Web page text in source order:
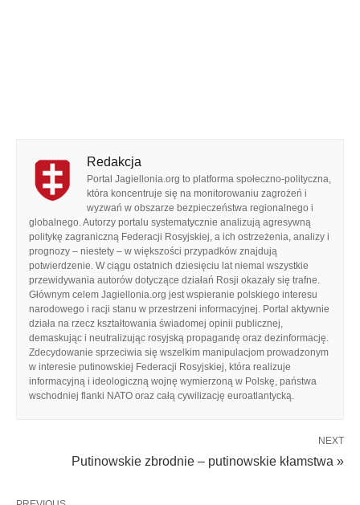
Redakcja
Portal Jagiellonia.org to platforma społeczno-polityczna,
która koncentruje się na monitorowaniu zagrożeń i
wyzwań w obszarze bezpieczeństwa regionalnego i
globalnego. Autorzy portalu systematycznie analizują agresywną
politykę zagraniczną Federacji Rosyjskiej, a ich ostrzeżenia, analizy i
prognozy – niestety – w większości przypadków znajdują
potwierdzenie. W ciągu ostatnich dziesięciu lat niemal wszystkie
przewidywania autorów dotyczące działań Rosji okazały się trafne.
Głównym celem Jagiellonia.org jest wspieranie polskiego interesu
narodowego i racji stanu w przestrzeni informacyjnej. Portal aktywnie
działa na rzecz kształtowania świadomej opinii publicznej,
demaskując i neutralizując rosyjską propagandę oraz dezinformację.
Zdecydowanie sprzeciwia się wszelkim manipulacjom prowadzonym
w interesie putinowskiej Federacji Rosyjskiej, która realizuje
informacyjną i ideologiczną wojnę wymierzoną w Polskę, państwa
wschodniej flanki NATO oraz całą cywilizację euroatlantycką.
NEXT
Putinowskie zbrodnie – putinowskie kłamstwa »